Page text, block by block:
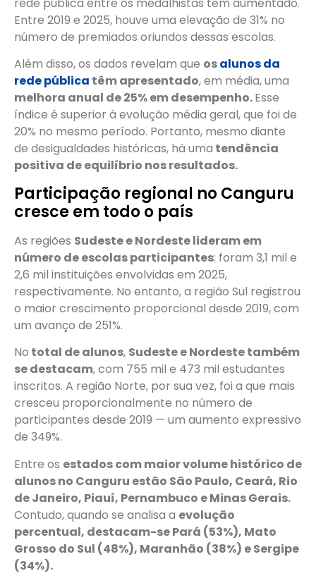
Entre 2019 e 2025, houve uma elevação de 31% no
número de premiados oriundos dessas escolas.
Além disso, os dados revelam que osalunos da
rede pública têm apresentado, em média, uma
melhora anual de 25% em desempenho.Esse
índice é superior à evolução média geral, que foi de
20% no mesmo período. Portanto, mesmo diante
de desigualdades históricas, há uma tendência
positiva de equilíbrio nos resultados.
Participação regional no Canguru
cresce em todo o país
As regiões Sudeste e Nordeste lideram em
número de escolas participantes: foram 3,1 mil e
2,6 mil instituições envolvidas em 2025,
respectivamente. No entanto, a região Sul registrou
o maior crescimento proporcional desde 2019, com
um avanço de 251%.
No total de alunos, Sudeste e Nordeste também
se destacam, com 755 mil e 473 mil estudantes
inscritos. A região Norte, por sua vez, foi a que mais
cresceu proporcionalmente no número de
participantes desde 2019 — um aumento expressivo
de 349%.
Entre os estados com maior volume histórico de
alunos no Canguru estão São Paulo, Ceará, Rio
de Janeiro, Piauí, Pernambuco e Minas Gerais.
Contudo, quando se analisa a evolução
percentual, destacam-se Pará (53%), Mato
Grosso do Sul (48%), Maranhão (38%) e Sergipe
(34%).